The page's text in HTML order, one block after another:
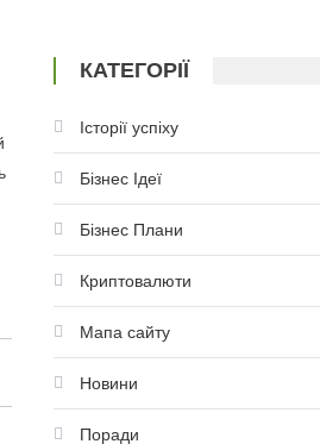
КАТЕГОРІЇ
Історії успіху
Бізнес Ідеї
Бізнес Плани
Криптовалюти
Мапа сайту
Новини
Поради